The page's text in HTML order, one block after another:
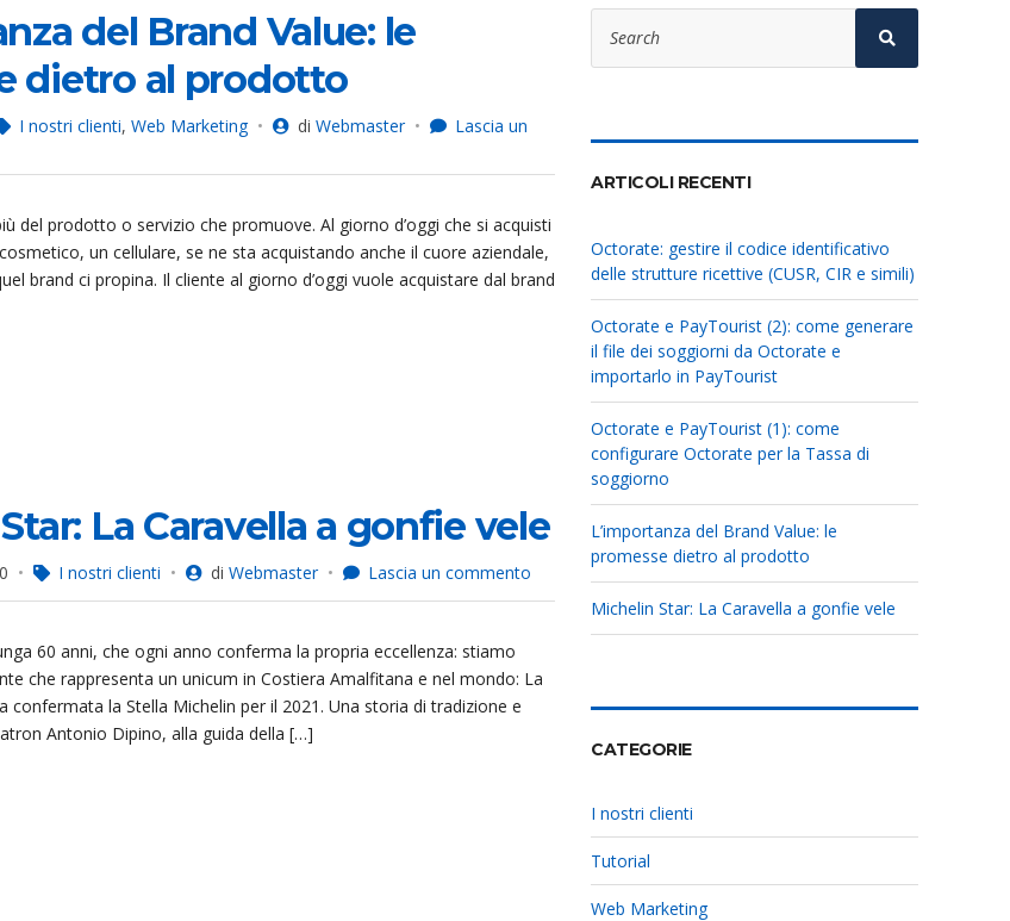
del Brand Value: le
dietro al prodotto
I nostri clienti, Web Marketing di Webmaster
Lascia un
del prodotto o servizio che promuove. Al giorno d’oggi che si acquisti
un cellulare, se ne sta acquistando anche il cuore aziendale,
brand ci propina. Il cliente al giorno d’oggi vuole acquistare dal brand
La Caravella a gonfie vele
I nostri clienti di Webmaster Lascia un commento
a
gonfie
60 anni, che ogni anno conferma la propria eccellenza: stiamo
che rappresenta un unicum in Costiera Amalfitana e nel mondo: La
confermata la Stella Michelin per il 2021. Una storia di tradizione e
Antonio Dipino, alla guida della […]
Search
for:
ARTICOLI RECENTI
Octorate: gestire il codice identificativo
delle strutture ricettive (CUSR, CIR e simili)
Octorate e PayTourist (2): come generare
il file dei soggiorni da Octorate e
importarlo in PayTourist
Octorate e PayTourist (1): come
configurare Octorate per la Tassa di
soggiorno
L’importanza del Brand Value: le
promesse dietro al prodotto
Michelin Star: La Caravella a gonfie vele
CATEGORIE
I nostri clienti
Tutorial
Web Marketing